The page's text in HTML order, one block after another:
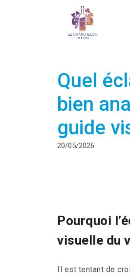
Quel
bien
guide
20/05/2026
Pourquoi
visuelle du
Il est tentant de